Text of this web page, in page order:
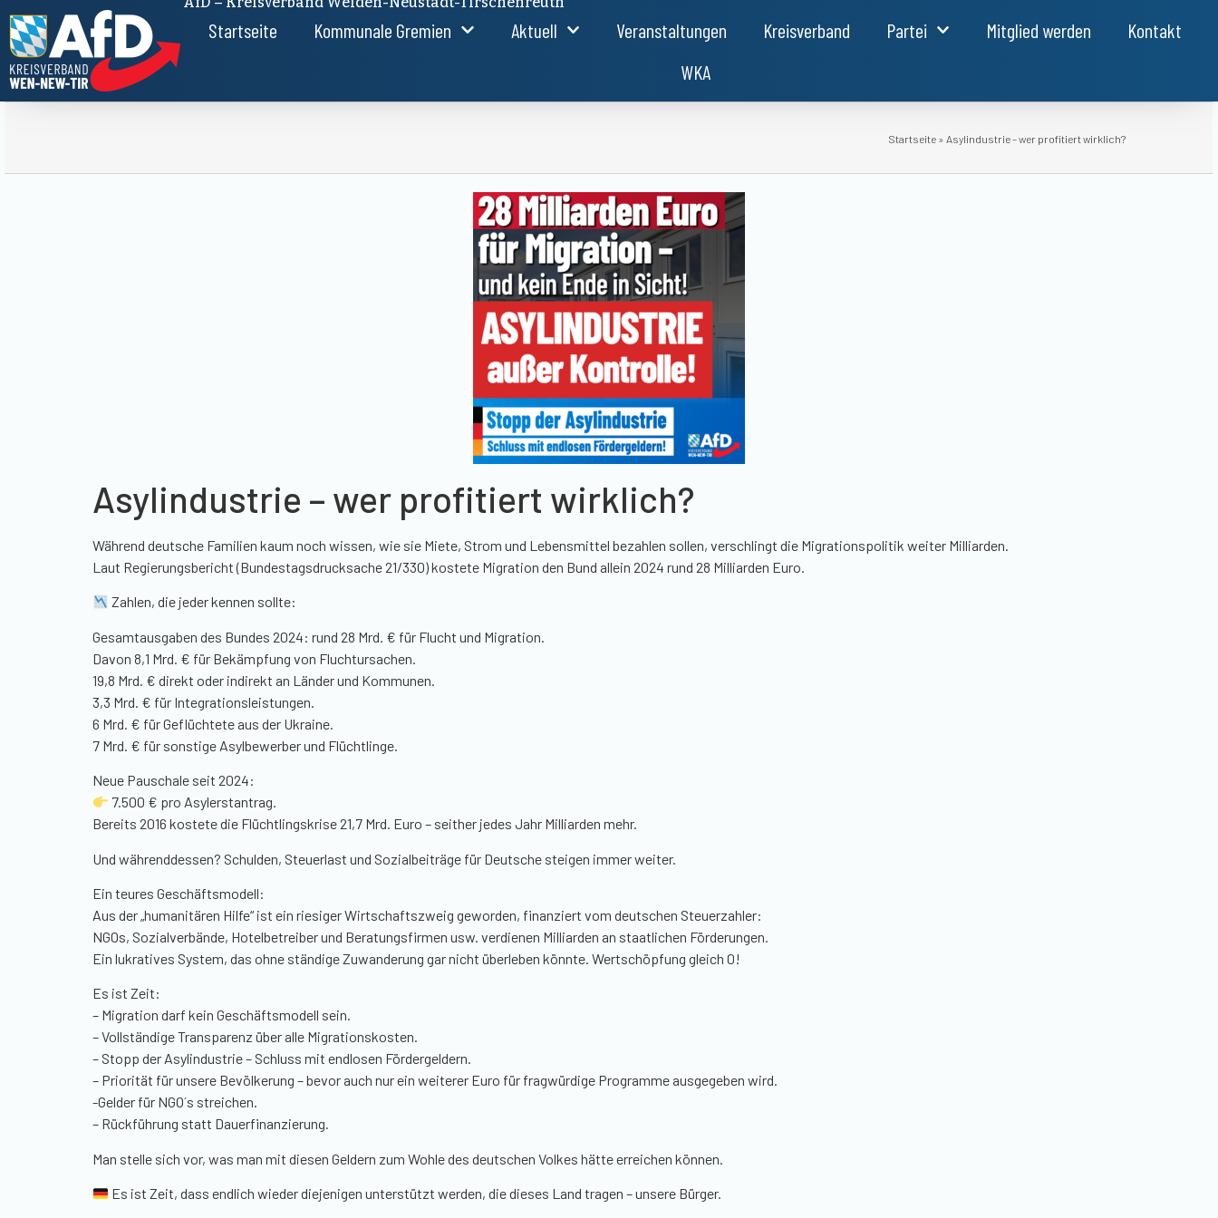
Startseite Kommunale Gremien Aktuell Veranstaltungen Kreisverband Partei Mitglied werden
Kontakt
WKA
Startseite » Asylindustrie – wer profitiert wirklich?
Asylindustrie – wer profitiert wirklich?
Während deutsche Familien kaum noch wissen, wie sie Miete, Strom und Lebensmittel bezahlen sollen, verschlingt die Migrationspolitik weiter Milliarden.
Laut Regierungsbericht (Bundestagsdrucksache 21/330) kostete Migration den Bund allein 2024 rund 28 Milliarden Euro.
Zahlen, die jeder kennen sollte:
Gesamtausgaben des Bundes 2024: rund 28 Mrd. € für Flucht und Migration.
Davon 8,1 Mrd. € für Bekämpfung von Fluchtursachen.
19,8 Mrd. € direkt oder indirekt an Länder und Kommunen.
3,3 Mrd. € für Integrationsleistungen.
6 Mrd. € für Geflüchtete aus der Ukraine.
7 Mrd. € für sonstige Asylbewerber und Flüchtlinge.
Neue Pauschale seit 2024:
7.500 € pro Asylerstantrag.
Bereits 2016 kostete die Flüchtlingskrise 21,7 Mrd. Euro – seither jedes Jahr Milliarden mehr.
Und währenddessen? Schulden, Steuerlast und Sozialbeiträge für Deutsche steigen immer weiter.
Ein teures Geschäftsmodell:
Aus der „humanitären Hilfe“ ist ein riesiger Wirtschaftszweig geworden, finanziert vom deutschen Steuerzahler:
NGOs, Sozialverbände, Hotelbetreiber und Beratungsfirmen usw. verdienen Milliarden an staatlichen Förderungen.
Ein lukratives System, das ohne ständige Zuwanderung gar nicht überleben könnte. Wertschöpfung gleich 0!
Es ist Zeit:
– Migration darf kein Geschäftsmodell sein.
– Vollständige Transparenz über alle Migrationskosten.
– Stopp der Asylindustrie – Schluss mit endlosen Fördergeldern.
– Priorität für unsere Bevölkerung – bevor auch nur ein weiterer Euro für fragwürdige Programme ausgegeben wird.
-Gelder für NGO´s streichen.
– Rückführung statt Dauerfinanzierung.
Man stelle sich vor, was man mit diesen Geldern zum Wohle des deutschen Volkes hätte erreichen können.
Es ist Zeit, dass endlich wieder diejenigen unterstützt werden, die dieses Land tragen – unsere Bürger.